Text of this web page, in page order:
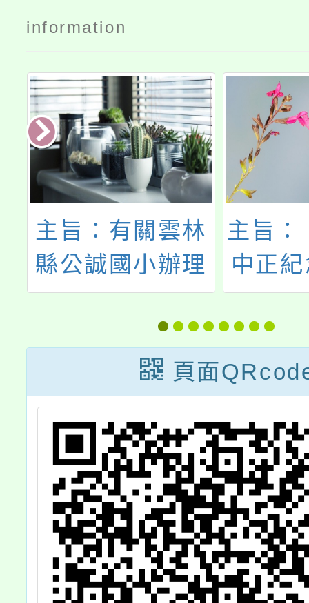
information
主旨：有關雲林
縣公誠國小辦理
第十一屆公誠盃
全國書法比賽一
案，請協助轉知
所屬踴躍報名參
加，請查照。
主旨：
中正
處策
將－
由之
動一
師帶
頁面